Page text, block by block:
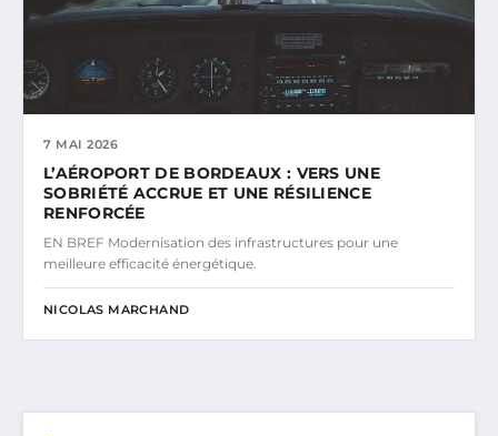
7 MAI 2026
L’AÉROPORT DE BORDEAUX : VERS UNE
SOBRIÉTÉ ACCRUE ET UNE RÉSILIENCE
RENFORCÉE
EN BREF Modernisation des infrastructures pour une
meilleure efficacité énergétique.
NICOLAS MARCHAND